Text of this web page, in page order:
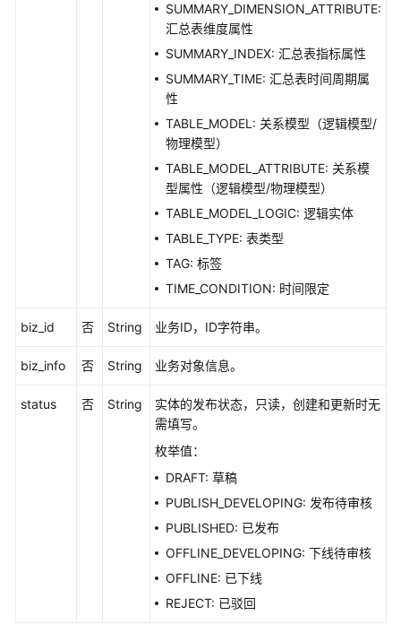
产
术
SUMMARY_DIMENSION_ATTRIBUTE:
汇总表维度属性
SUMMARY_INDEX: 汇总表指标属性
SUMMARY_TIME: 汇总表时间周期属
性
TABLE_MODEL: 关系模型（逻辑模型/
物理模型）
TABLE_MODEL_ATTRIBUTE: 关系模
型属性（逻辑模型/物理模型）
TABLE_MODEL_LOGIC: 逻辑实体
TABLE_TYPE: 表类型
TAG: 标签
TIME_CONDITION: 时间限定
biz_id 否 String 业务ID，ID字符串。
biz_info 否 String 业务对象信息。
status 否 String
实体的发布状态，只读，创建和更新时无
需填写。
枚举值：
DRAFT: 草稿
PUBLISH_DEVELOPING: 发布待审核
PUBLISHED: 已发布
OFFLINE_DEVELOPING: 下线待审核
OFFLINE: 已下线
REJECT: 已驳回